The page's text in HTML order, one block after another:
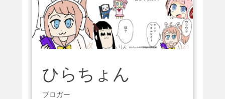
ひらちょん
ブロガー